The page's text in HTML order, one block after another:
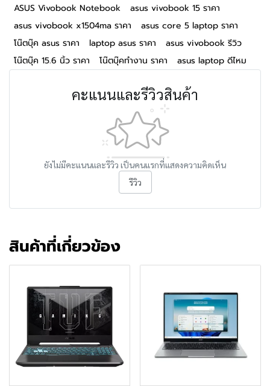
ASUS Vivobook Notebook
asus vivobook 15 ราคา
asus vivobook x1504ma ราคา
asus core 5 laptop ราคา
โน๊ตบุ๊ค asus ราคา
laptop asus ราคา
asus vivobook รีวิว
โน๊ตบุ๊ค 15.6 นิ้ว ราคา
โน๊ตบุ๊คทำงาน ราคา asus laptop ดีไหม
คะแนนและรีวิวสินค้า
ยังไม่มีคะแนนและรีวิว เป็นคนแรกที่แสดงความคิดเห็น
รีวิว
สินค้าที่เกี่ยวข้อง